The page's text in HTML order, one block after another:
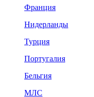
Франция
Нидерланды
Турция
Португалия
Бельгия
МЛС